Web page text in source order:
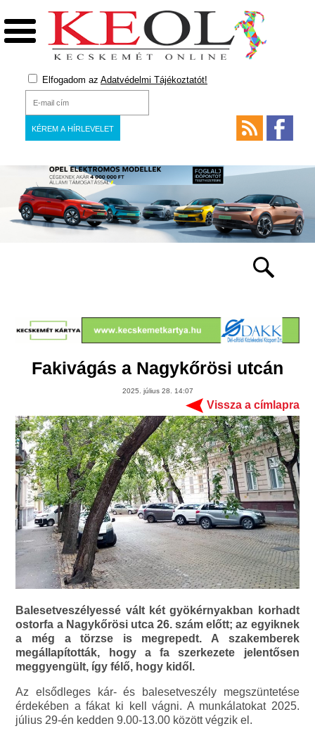
Elfogadom az Adatvédelmi Tájékoztatót!
Fakivágás a Nagykőrösi utcán
2025. július 28. 14:07
Vissza a címlapra
Balesetveszélyessé vált két gyökérnyakban korhadt
ostorfa a Nagykőrösi utca 26. szám előtt; az egyiknek
a még a törzse is megrepedt. A szakemberek
megállapították, hogy a fa szerkezete jelentősen
meggyengült, így félő, hogy kidől.
Az elsődleges kár- és balesetveszély megszüntetése
érdekében a fákat ki kell vágni. A munkálatokat 2025.
július 29-én kedden 9.00-13.00 között végzik el.